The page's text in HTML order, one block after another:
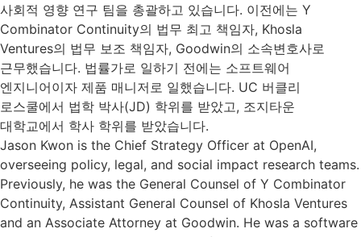
사회적 영향 연구 팀을 총괄하고 있습니다. 이전에는 Y
Combinator Continuity의 법무 최고 책임자, Khosla
Ventures의 법무 보조 책임자, Goodwin의 소속변호사로
근무했습니다. 법률가로 일하기 전에는 소프트웨어
엔지니어이자 제품 매니저로 일했습니다. UC 버클리
로스쿨에서 법학 박사(JD) 학위를 받았고, 조지타운
대학교에서 학사 학위를 받았습니다.
Jason Kwon is the Chief Strategy Officer at OpenAI,
overseeing policy, legal, and social impact research teams.
Previously, he was the General Counsel of Y Combinator
Continuity, Assistant General Counsel of Khosla Ventures
and an Associate Attorney at Goodwin. He was a software